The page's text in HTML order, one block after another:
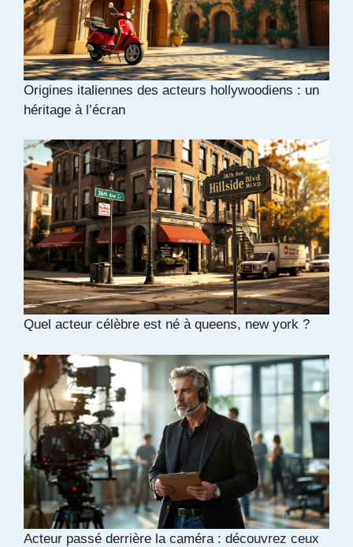
Origines italiennes des acteurs hollywoodiens : un
héritage à l’écran
Quel acteur célèbre est né à queens, new york ?
Acteur passé derrière la caméra : découvrez ceux